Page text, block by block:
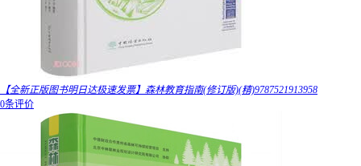
【全新正版图书明日达极速发票】森林教育指南(修订版)(精)9787521913958
0条评价